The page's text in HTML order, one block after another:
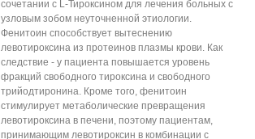
сочетании с L-Тироксином для лечения больных с
узловым зобом неуточненной этиологии.
Фенитоин способствует вытеснению
левотироксина из протеинов плазмы крови. Как
следствие - у пациента повышается уровень
фракций свободного тироксина и свободного
трийодтиронина. Кроме того, фенитоин
стимулирует метаболические превращения
левотироксина в печени, поэтому пациентам,
принимающим левотироксин в комбинации с